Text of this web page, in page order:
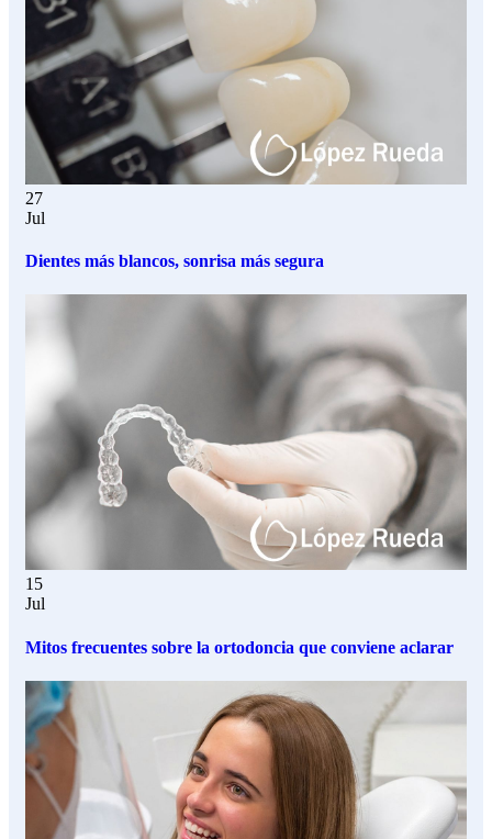
27
Jul
Dientes más blancos, sonrisa más segura
15
Jul
Mitos frecuentes sobre la ortodoncia que conviene aclarar